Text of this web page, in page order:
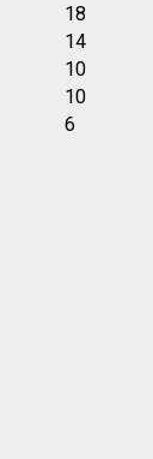
18
14
10
10
6